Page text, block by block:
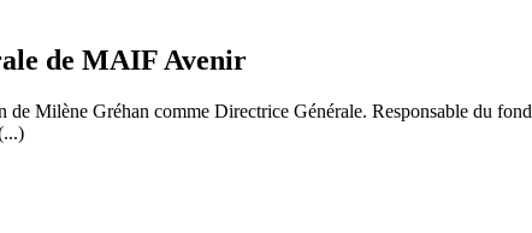
de MAIF Avenir
Milène Gréhan comme Directrice Générale. Responsable du